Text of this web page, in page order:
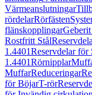
Värmeanslutningar
rördelarRörfästen
flänskopplingar
Rostfritt Stål
1.4401Reservdelar för
1.4401Rörnipplar
MuffarReduceringar
för BöjarT-rör